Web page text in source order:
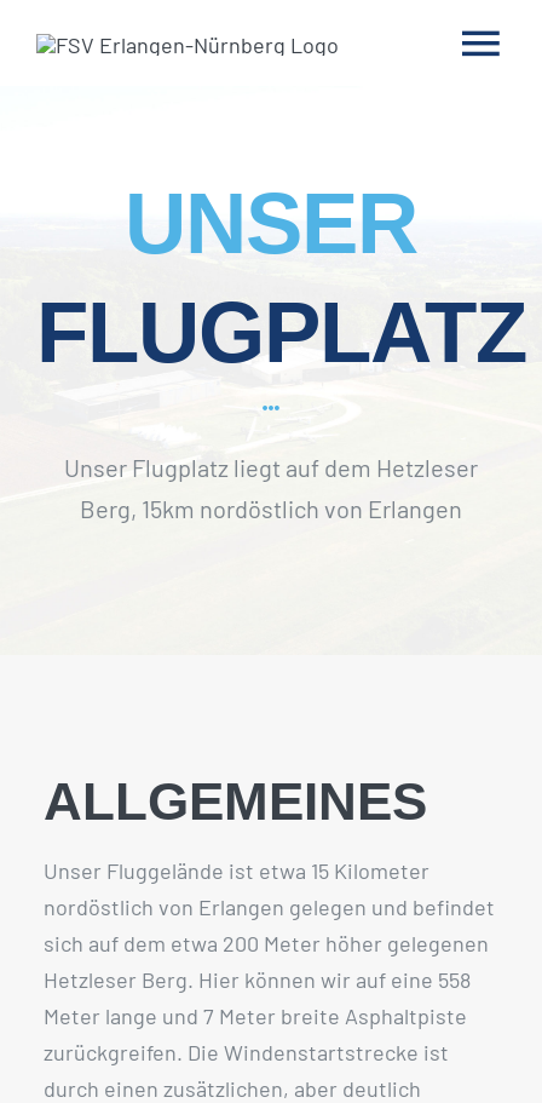
Inhalt
UNSER VEREIN
SHOP
UNSER
FLUGPLATZ
Unser Flugplatz liegt auf dem Hetzleser
Berg, 15km nordöstlich von Erlangen
ALLGEMEINES
Unser Fluggelände ist etwa 15 Kilometer
nordöstlich von Erlangen gelegen und befindet
sich auf dem etwa 200 Meter höher gelegenen
Hetzleser Berg. Hier können wir auf eine 558
Meter lange und 7 Meter breite Asphaltpiste
zurückgreifen. Die Windenstartstrecke ist
durch einen zusätzlichen, aber deutlich